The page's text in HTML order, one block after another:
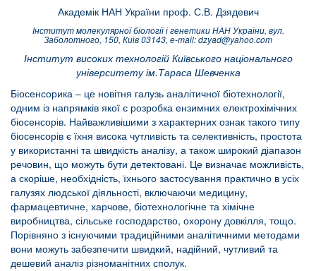
Академік НАН України проф. С.В. Дзядевич
Інститут молекулярної біології і генетики НАН України, вул.
Заболотного, 150, Київ 03143, е-mail:dzyad@yahoo.com
Інститут високих технологій Київського національного
університету ім.Тараса Шевченка
Біосенсорика – це новітня галузь аналітичної біотехнології,
одним із напрямків якої є розробка ензимних електрохімічних
біосенсорів. Найважливішими з характерних ознак такого типу
біосенсорів є їхня висока чутливість та селективність, простота
у використанні та швидкість аналізу, а також широкий діапазон
речовин, що можуть бути детектовані. Це визначає можливість,
а скоріше, необхідність, їхнього застосування практично в усіх
галузях людської діяльності, включаючи медицину,
фармацевтичне, харчове, біотехнологічне та хімічне
виробництва, сільське господарство, охорону довкілля, тощо.
Порівняно з існуючими традиційними аналітичними методами
вони можуть забезпечити швидкий, надійний, чутливий та
дешевий аналіз різноманітних сполук.